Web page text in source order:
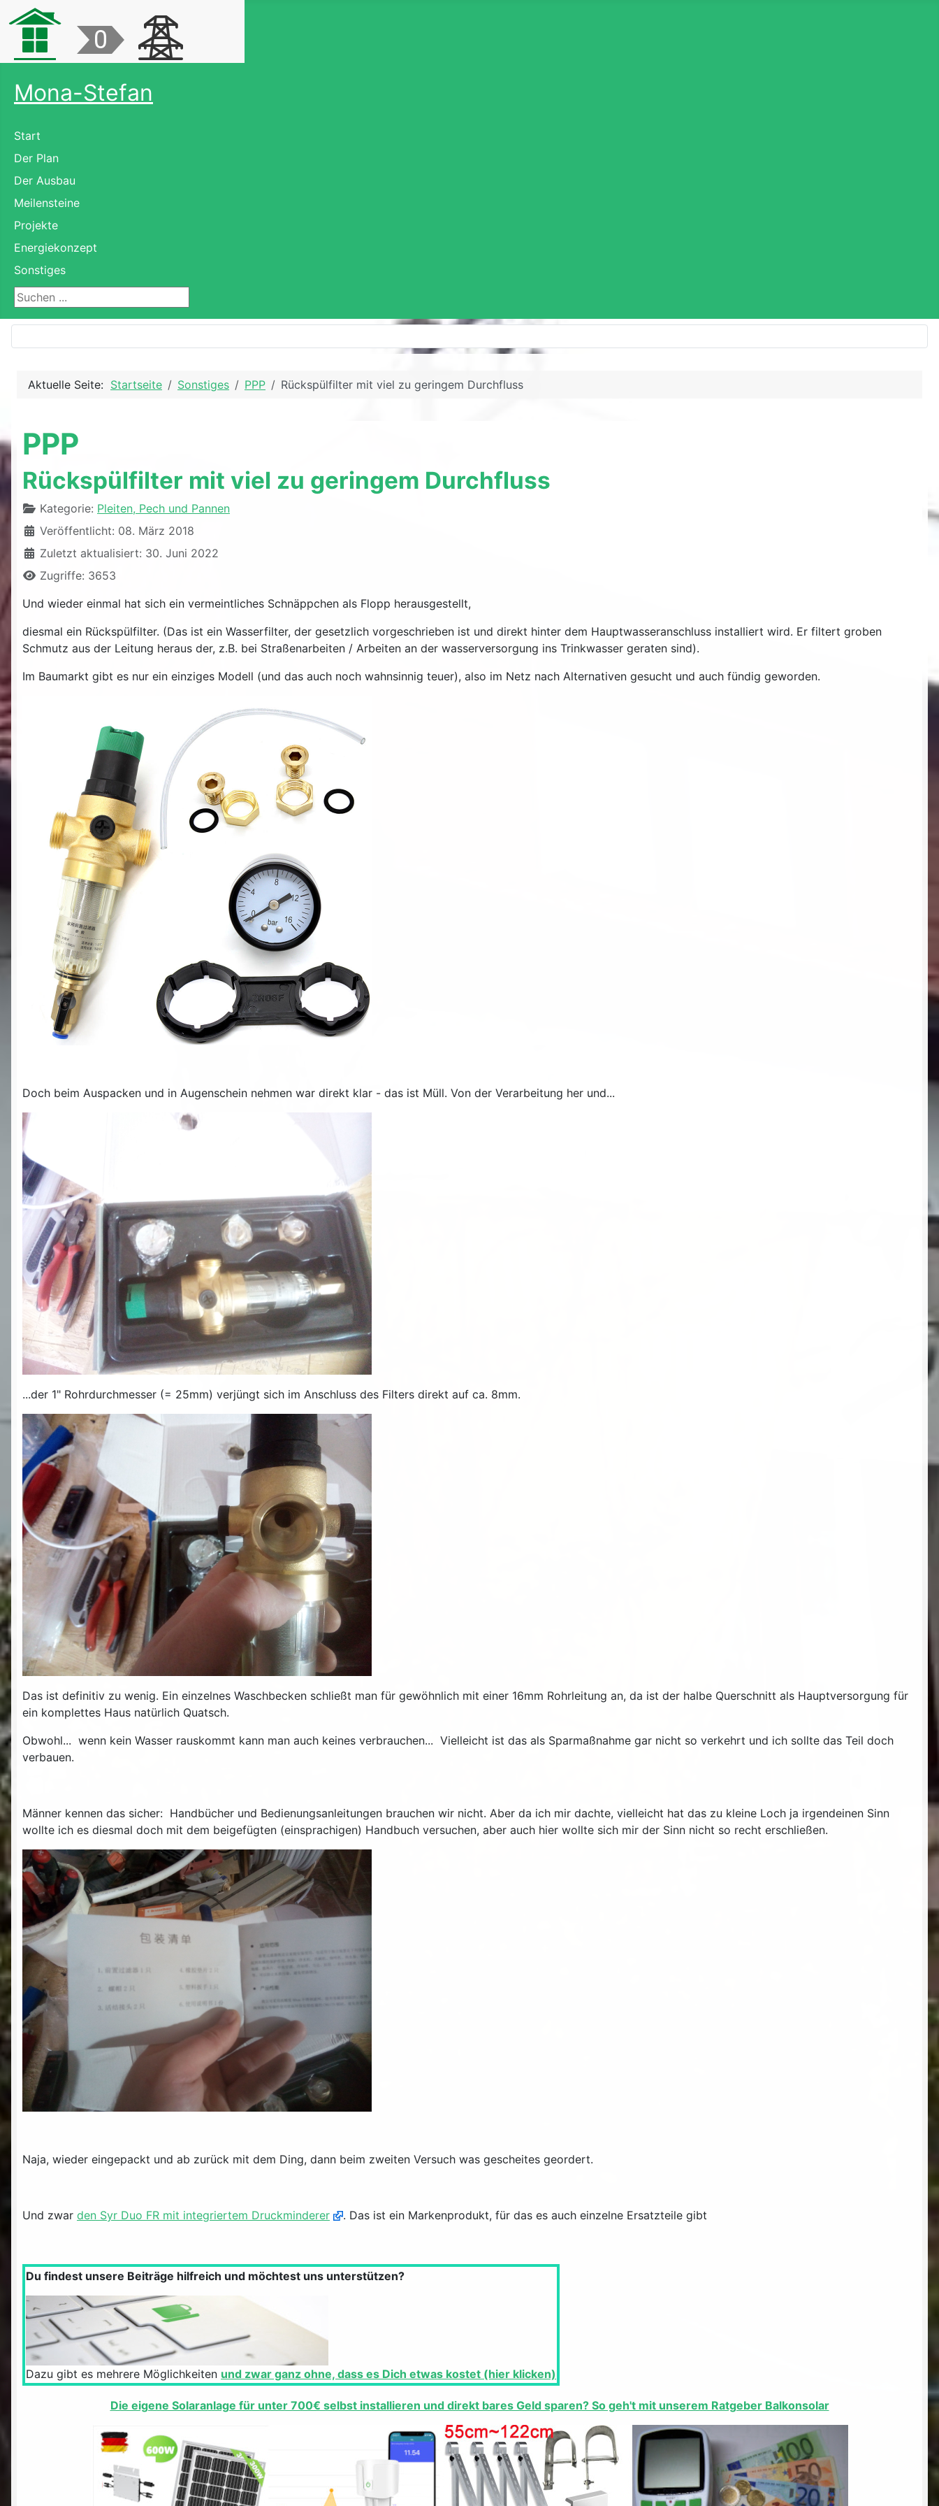
Mona-Stefan
Start
Der Plan
Der Ausbau
Meilensteine
Projekte
Energiekonzept
Sonstiges
Suchen ...
Aktuelle Seite: Startseite Sonstiges PPP Rückspülfilter mit viel zu geringem Durchfluss
PPP
Rückspülfilter mit viel zu geringem Durchfluss
DetailsKategorie: Pleiten, Pech und Pannen
Veröffentlicht: 08. März 2018
Zuletzt aktualisiert: 30. Juni 2022
Zugriffe: 3653
Und wieder einmal hat sich ein vermeintliches Schnäppchen als Flopp herausgestellt,
diesmal ein Rückspülfilter. (Das ist ein Wasserfilter, der gesetzlich vorgeschrieben ist und direkt hinter dem Hauptwasseranschluss installiert wird. Er filtert groben
Schmutz aus der Leitung heraus der, z.B. bei Straßenarbeiten / Arbeiten an der wasserversorgung ins Trinkwasser geraten sind).
Im Baumarkt gibt es nur ein einziges Modell (und das auch noch wahnsinnig teuer), also im Netz nach Alternativen gesucht und auch fündig geworden.
Doch beim Auspacken und in Augenschein nehmen war direkt klar - das ist Müll. Von der Verarbeitung her und...
...der 1" Rohrdurchmesser (= 25mm) verjüngt sich im Anschluss des Filters direkt auf ca. 8mm.
Das ist definitiv zu wenig. Ein einzelnes Waschbecken schließt man für gewöhnlich mit einer 16mm Rohrleitung an, da ist der halbe Querschnitt als Hauptversorgung für
ein komplettes Haus natürlich Quatsch.
Obwohl... wenn kein Wasser rauskommt kann man auch keines verbrauchen... Vielleicht ist das als Sparmaßnahme gar nicht so verkehrt und ich sollte das Teil doch
verbauen.
Männer kennen das sicher: Handbücher und Bedienungsanleitungen brauchen wir nicht. Aber da ich mir dachte, vielleicht hat das zu kleine Loch ja irgendeinen Sinn
wollte ich es diesmal doch mit dem beigefügten (einsprachigen) Handbuch versuchen, aber auch hier wollte sich mir der Sinn nicht so recht erschließen.
Naja, wieder eingepackt und ab zurück mit dem Ding, dann beim zweiten Versuch was gescheites geordert.
Und zwar den Syr Duo FR mit integriertem Druckminderer . Das ist ein Markenprodukt, für das es auch einzelne Ersatzteile gibt
Du findest unsere Beiträge hilfreich und möchtest uns unterstützen?
Dazu gibt es mehrere Möglichkeiten und zwar ganz ohne, dass es Dich etwas kostet (hier klicken)
Die eigene Solaranlage für unter 700€ selbst installieren und direkt bares Geld sparen? So geh't mit unserem Ratgeber Balkonsolar